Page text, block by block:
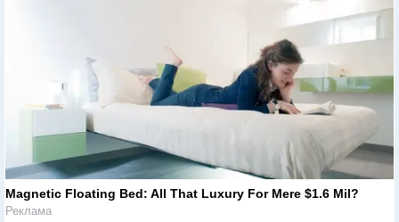
Magnetic Floating Bed: All That Luxury For Mere $1.6 Mil?
Реклама